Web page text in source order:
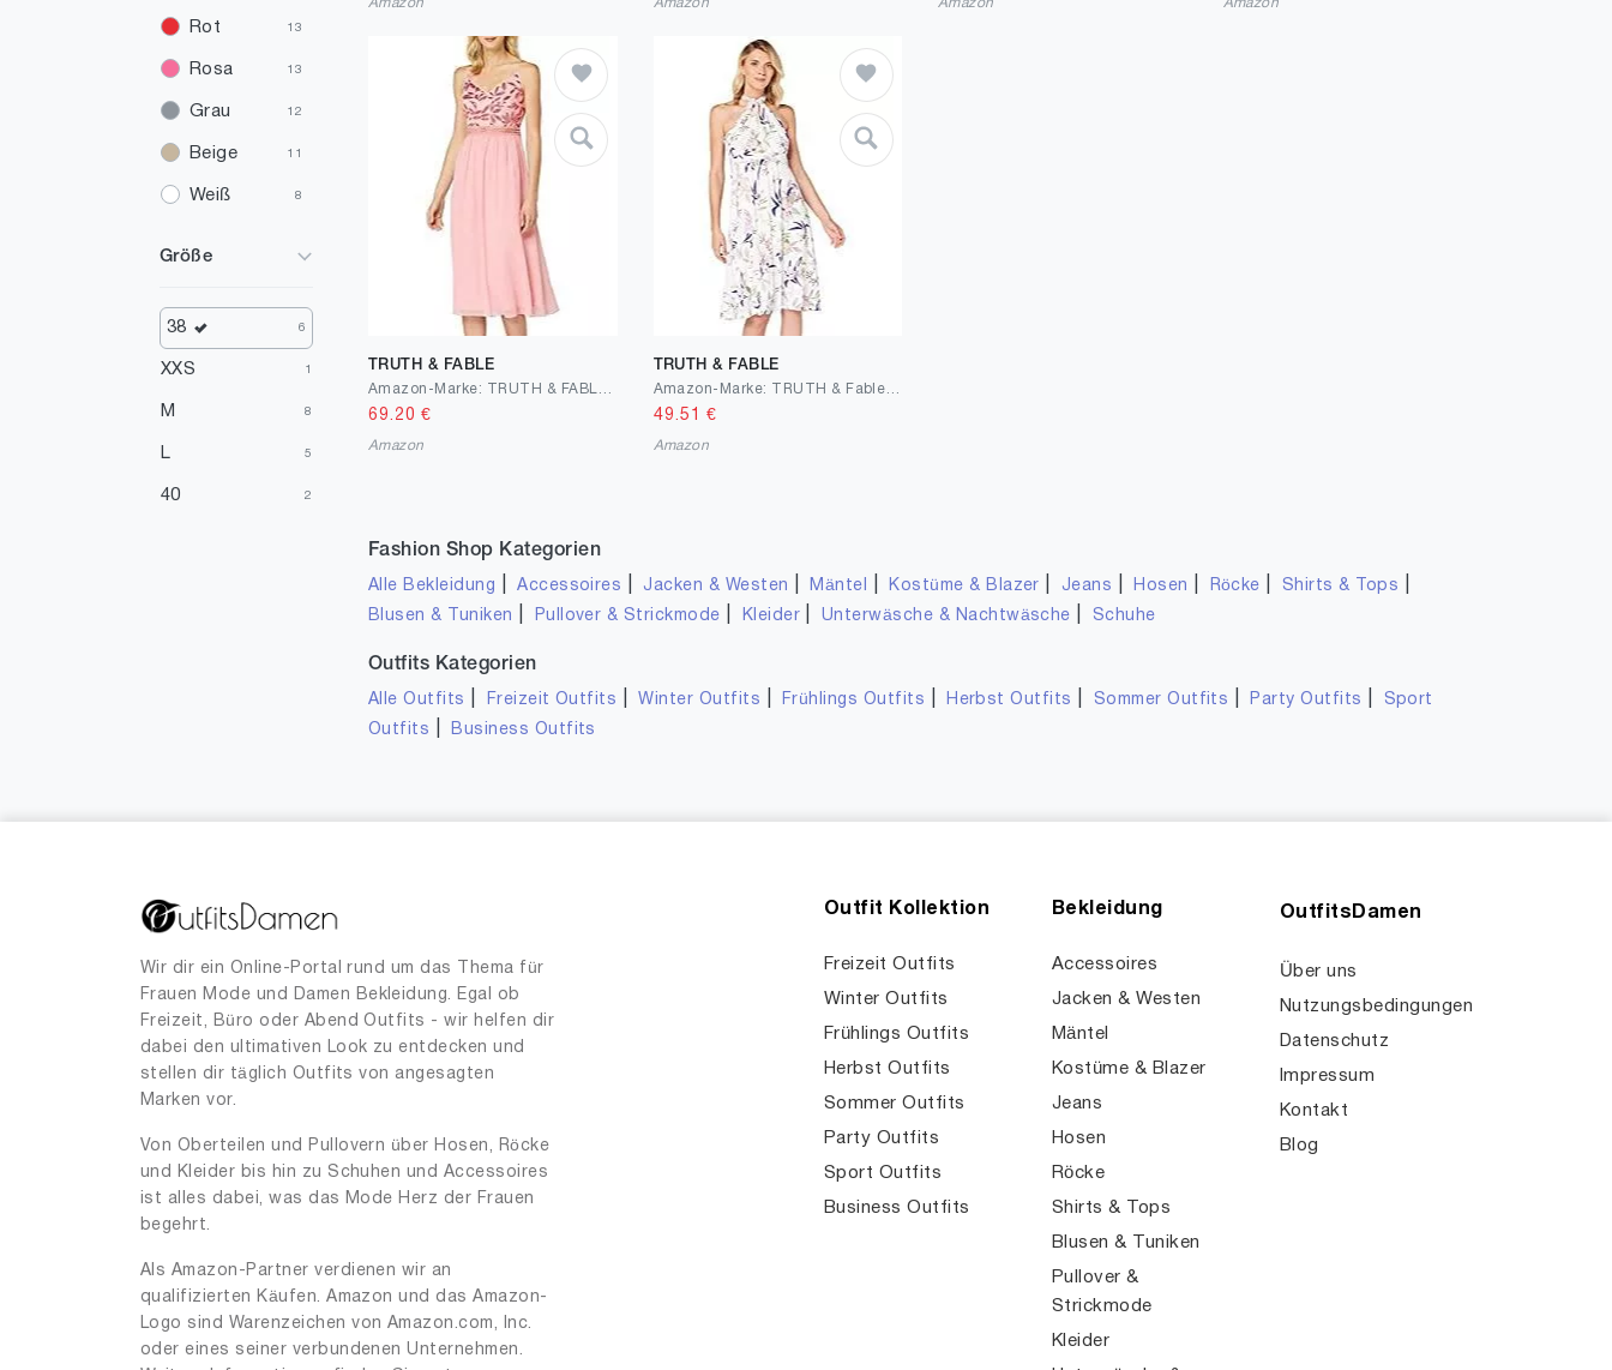
Rot 13
Rosa 13
Grau 12
Beige 11
Weiß 8
Braun 3
Türkis
Größe
38 6
XXS 1
M 8
L 5
40 2
TRUTH & FABLE
69.20 €
Amazon
TRUTH & FABLE
49.51 €
Amazon
Fashion Shop Kategorien
Alle Bekleidung |Accessoires Jacken & Westen Mäntel Kostüme & Blazer Jeans Hosen Röcke Shirts & Tops
Blusen & Tuniken Pullover & Strickmode Kleider Unterwäsche & Nachtwäsche Schuhe
Outfits Kategorien
Alle Outfits Freizeit Outfits |Winter Outfits Frühlings Outfits Herbst Outfits Sommer Outfits Party Outfits
Sport
Outfits
Business Outfits
Wir dir ein Online-Portal rund um das Thema für
Frauen Mode und Damen Bekleidung. Egal ob
Freizeit, Büro oder Abend Outfits - wir helfen dir
dabei den ultimativen Look zu entdecken und
stellen dir täglich Outfits von angesagten
Marken vor.
Von Oberteilen und Pullovern über Hosen, Röcke
und Kleider bis hin zu Schuhen und Accessoires
ist alles dabei, was das Mode Herz der Frauen
begehrt.
Als Amazon-Partner verdienen wir an
qualifizierten Käufen. Amazon und das Amazon-
Logo sind Warenzeichen von Amazon.com, Inc.
oder eines seiner verbundenen Unternehmen.
Outfit Kollektion
Freizeit Outfits
Winter Outfits
Frühlings Outfits
Herbst Outfits
Sommer Outfits
Party Outfits
Sport Outfits
Business Outfits
Bekleidung
Accessoires
Jacken & Westen
Mäntel
Kostüme & Blazer
Jeans
Hosen
Röcke
Shirts & Tops
Blusen & Tuniken
Pullover &
Strickmode
Kleider
OutfitsDamen
Über uns
Nutzungsbedingungen
Datenschutz
Impressum
Kontakt
Blog